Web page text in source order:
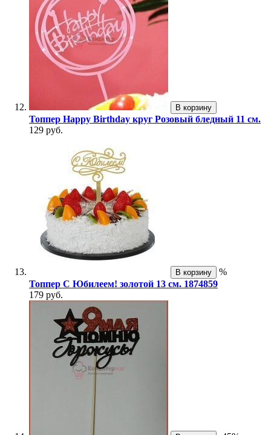
В корзину
Топпер Happy Birthday круг Розовый бледный 11 см.
129 руб.
В корзину
%
Топпер С Юбилеем! золотой 13 см. 1874859
179 руб.